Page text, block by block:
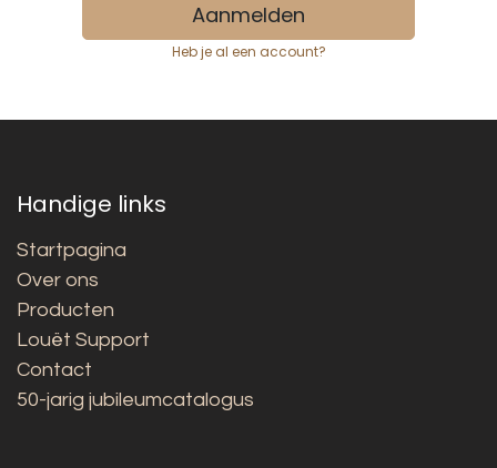
Aanmelden
Heb je al een account?
Handige links
Startpagina
Over ons
Producten
Louët Support
Contact
50-jarig jubileumcatalogus